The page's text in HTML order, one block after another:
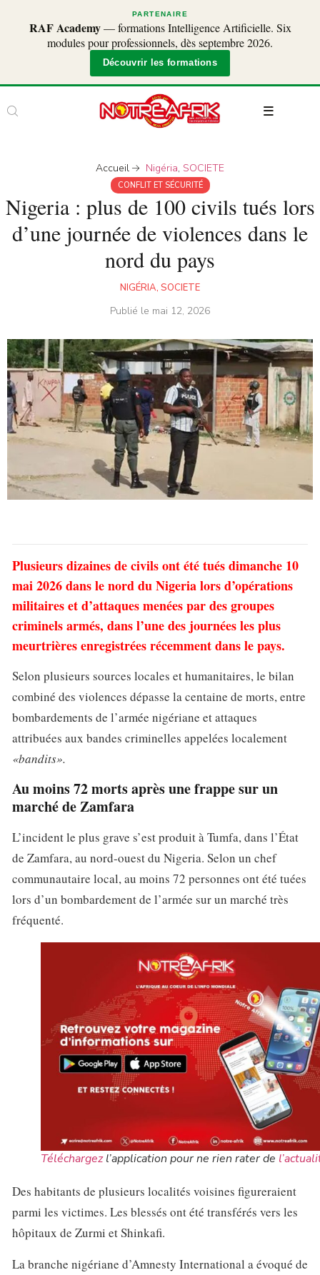
PARTENAIRE
RAF Academy— formations Intelligence Artificielle. Six
modules pour professionnels, dès septembre 2026.
Découvrir les formations
Accueil Nigéria, SOCIETE
CONFLIT ET SÉCURITÉ
Nigeria : plus de 100 civils tués lors
d’une journée de violences dans le
nord du pays
NIGÉRIA, SOCIETE
Publié le mai 12, 2026
Plusieurs dizaines de civils ont été tués dimanche 10
mai 2026 dans le nord du Nigeria lors d’opérations
militaires et d’attaques menées par des groupes
criminels armés, dans l’une des journées les plus
meurtrières enregistrées récemment dans le pays.
Selon plusieurs sources locales et humanitaires, le bilan
combiné des violences dépasse la centaine de morts, entre
bombardements de l’armée nigériane et attaques
attribuées aux bandes criminelles appelées localement
«bandits».
Au moins 72 morts après une frappe sur un
marché de Zamfara
L’incident le plus grave s’est produit à Tumfa, dans l’État
de Zamfara, au nord-ouest du Nigeria. Selon un chef
communautaire local, au moins 72 personnes ont été tuées
lors d’un bombardement de l’armée sur un marché très
fréquenté.
Téléchargezl’application pour ne rien rater de
Des habitants de plusieurs localités voisines figureraient
parmi les victimes. Les blessés ont été transférés vers les
hôpitaux de Zurmi et Shinkafi.
La branche nigériane d’Amnesty International a évoqué de